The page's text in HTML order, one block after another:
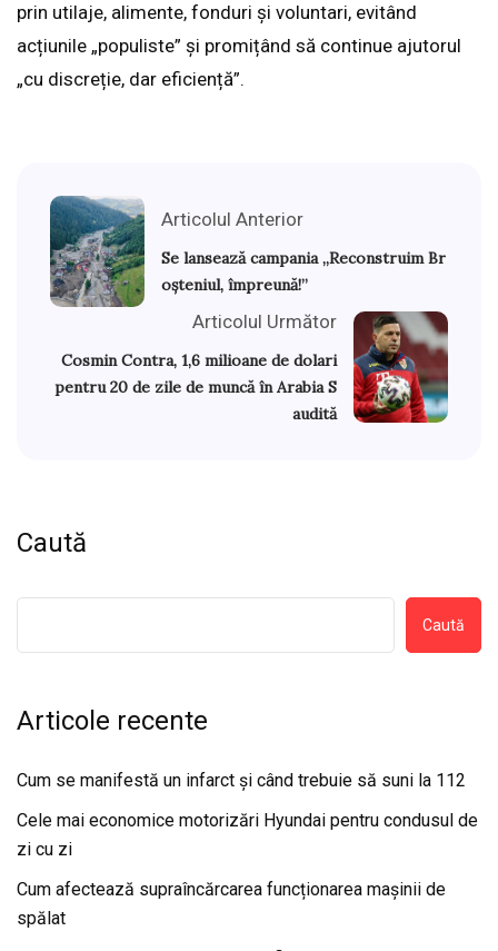
prin utilaje, alimente, fonduri și voluntari, evitând
acțiunile „populiste” și promițând să continue ajutorul
„cu discreție, dar eficiență”.
Articolul Anterior
Se lansează campania „Reconstruim Br
oșteniul, împreună!”
Articolul Următor
Cosmin Contra, 1,6 milioane de dolari
pentru 20 de zile de muncă în Arabia S
audită
Caută
Caută
Articole recente
Cum se manifestă un infarct și când trebuie să suni la 112
Cele mai economice motorizări Hyundai pentru condusul de
zi cu zi
Cum afectează supraîncărcarea funcționarea mașinii de
spălat